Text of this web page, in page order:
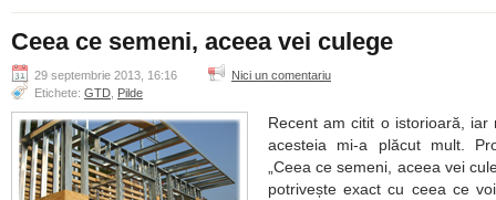
Ceea ce semeni, aceea vei culege
29 septembrie 2013, 16:16
Nici un comentariu
Etichete: GTD Pilde
Recent am citit o istorioară, iar
acesteia mi-a plăcut mult.
„Ceea ce semeni, aceea vei
potrivește exact cu ceea ce